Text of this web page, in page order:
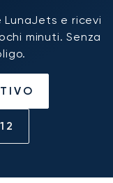
LunaJets e ricevi
minuti. Senza